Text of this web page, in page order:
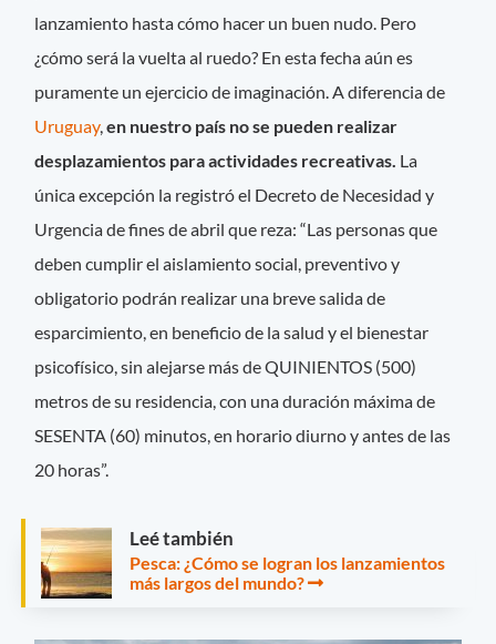
lanzamiento hasta cómo hacer un buen nudo. Pero
¿cómo será la vuelta al ruedo? En esta fecha aún es
puramente un ejercicio de imaginación. A diferencia de
Uruguay,en nuestro país no se pueden realizar
desplazamientos para actividades recreativas. La
única excepción la registró el Decreto de Necesidad y
Urgencia de fines de abril que reza: “Las personas que
deben cumplir el aislamiento social, preventivo y
obligatorio podrán realizar una breve salida de
esparcimiento, en beneficio de la salud y el bienestar
psicofísico, sin alejarse más de QUINIENTOS (500)
metros de su residencia, con una duración máxima de
SESENTA (60) minutos, en horario diurno y antes de las
20 horas”.
Leé también
Pesca: ¿Cómo se logran los lanzamientos
más largos del mundo?